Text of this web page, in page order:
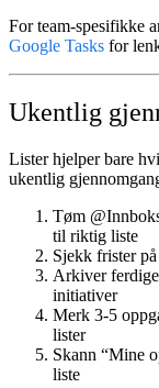
For team-spesifikke
Google Tasks for
Ukentlig
Lister hjelper bare
ukentlig
Tøm
til riktig liste
Sjekk fristerpå
Arkiver
initiativer
Merk 3-5
lister
Skann “Mine
liste